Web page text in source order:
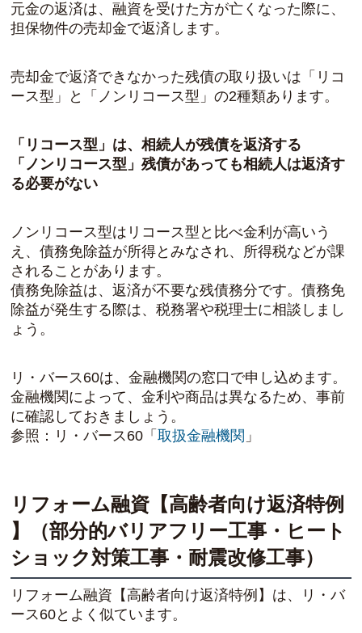
元金の返済は、融資を受けた方が亡くなった際に、
担保物件の売却金で返済します。
売却金で返済できなかった残債の取り扱いは「リコ
ース型」と「ノンリコース型」の2種類あります。
「リコース型」は、相続人が残債を返済する
「ノンリコース型」残債があっても相続人は返済す
る必要がない
ノンリコース型はリコース型と比べ金利が高いう
え、債務免除益が所得とみなされ、所得税などが課
されることがあります。
債務免除益は、返済が不要な残債務分です。債務免
除益が発生する際は、税務署や税理士に相談しまし
ょう。
リ・バース60は、金融機関の窓口で申し込めます。
金融機関によって、金利や商品は異なるため、事前
に確認しておきましょう。
参照：リ・バース60「取扱金融機関 」
リフォーム融資【高齢者向け返済特例
】（部分的バリアフリー工事・ヒート
ショック対策工事・耐震改修工事）
リフォーム融資【高齢者向け返済特例】は、リ・バ
ース60とよく似ています。